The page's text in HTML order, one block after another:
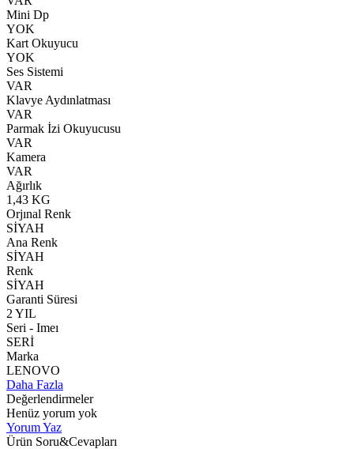
Mini Dp
YOK
Kart Okuyucu
YOK
Ses Sistemi
VAR
Klavye Aydınlatması
VAR
Parmak İzi Okuyucusu
VAR
Kamera
VAR
Ağırlık
1,43 KG
Orjınal Renk
SİYAH
Ana Renk
SİYAH
Renk
SİYAH
Garanti Süresi
2 YIL
Seri - Imeı
SERİ
Marka
LENOVO
Daha Fazla
Değerlendirmeler
Henüz yorum yok
Yorum Yaz
Ürün Soru&Cevapları